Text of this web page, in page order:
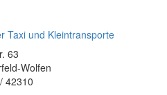
Taxi und Kleintransporte
63
Wolfen
42310